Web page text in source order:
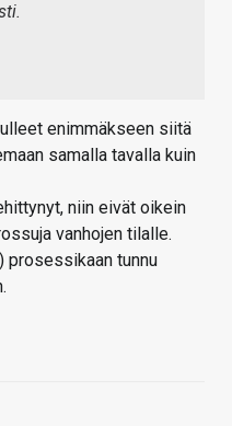
enimmäkseen siitä
samalla tavalla kuin
niin eivät oikein
vanhojen tilalle.
prosessikaan tunnu